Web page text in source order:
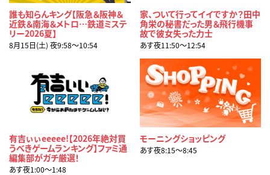
誰も知らんキング【阪急＆阪神＆
近鉄＆南海＆メトロ…鉄道ミステ
リー2026夏】
8月15日(土) 夜9:58〜10:54
家、ついて行ってイイですか？田中
角栄の秘書だった男＆飛行機事
故で彼女失った力士
あす夜11:50〜12:54
有吉ぃぃeeeee!【2026年絶対買
うべきゲームランキング】ファミ通
編集部がガチ厳選！
あす夜1:00〜1:48
モーニングショッピング
あす夜8:15〜8:45